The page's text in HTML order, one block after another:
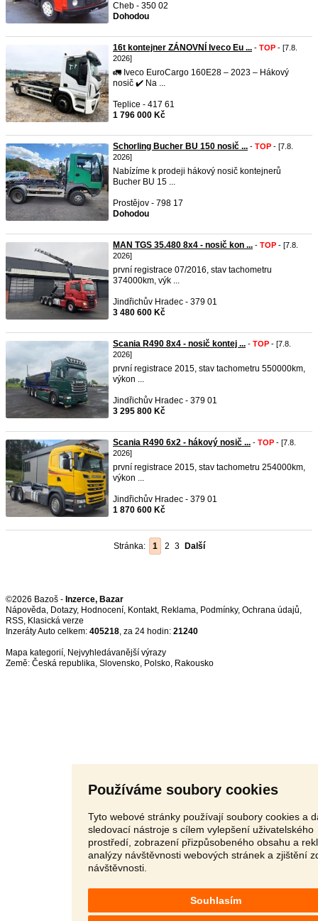
Používáme soubory cookies
Tyto webové stránky používají soubory cookies a
sledovací nástroje s cílem vylepšení uživatelského
prostředí, zobrazení přizpůsobeného obsahu a
analýzy návštěvnosti webových stránek a zjištění
návštěvnosti.
Souhlasím
Cheb - 350 02
Dohodou
16t kontejner ZÁNOVNÍ Iveco Eu ... - TOP - [7.8.
2026]
🚛 Iveco EuroCargo 160E28 – 2023 – Hákový
nosič ✔️ Na ...
Teplice - 417 61
1 796 000 Kč
Schorling Bucher BU 150 nosič ... - TOP - [7.8.
2026]
Nabízíme k prodeji hákový nosič kontejnerů
Bucher BU 15 ...
Prostějov - 798 17
Dohodou
MAN TGS 35.480 8x4 - nosič kon ... - TOP - [7.8.
2026]
první registrace 07/2016, stav tachometru
374000km, výk ...
Jindřichův Hradec - 379 01
3 480 600 Kč
Scania R490 8x4 - nosič kontej ... - TOP - [7.8.
2026]
první registrace 2015, stav tachometru 550000km,
výkon ...
Jindřichův Hradec - 379 01
3 295 800 Kč
Scania R490 6x2 - hákový nosič ... - TOP - [7.8.
2026]
první registrace 2015, stav tachometru 254000km,
výkon ...
Jindřichův Hradec - 379 01
1 870 600 Kč
Stránka: 1 2 3 Další
©2026 Bazoš - Inzerce, Bazar
Nápověda, Dotazy, Hodnocení, Kontakt, Reklama, Podmínky, Ochrana údajů,
RSS,
Inzeráty Auto celkem: 405218, za 24 hodin: 21240
Mapa kategorií, Nejvyhledávanější výrazy
Země: Česká republika, Slovensko, Polsko, Rakousko